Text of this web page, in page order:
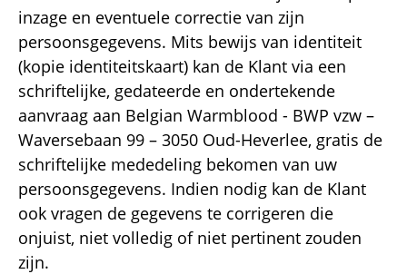
inzage en eventuele correctie van zijn
persoonsgegevens. Mits bewijs van identiteit
(kopie identiteitskaart) kan de Klant via een
schriftelijke, gedateerde en ondertekende
aanvraag aan Belgian Warmblood - BWP vzw –
Waversebaan 99 – 3050 Oud-Heverlee, gratis de
schriftelijke mededeling bekomen van uw
persoonsgegevens. Indien nodig kan de Klant
ook vragen de gegevens te corrigeren die
onjuist, niet volledig of niet pertinent zouden
zijn.